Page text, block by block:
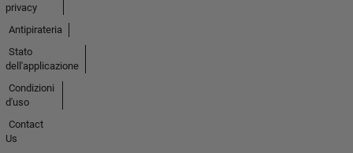
privacy
Antipirateria
Stato
dell'applicazione
Condizioni
d'uso
Contact
Us